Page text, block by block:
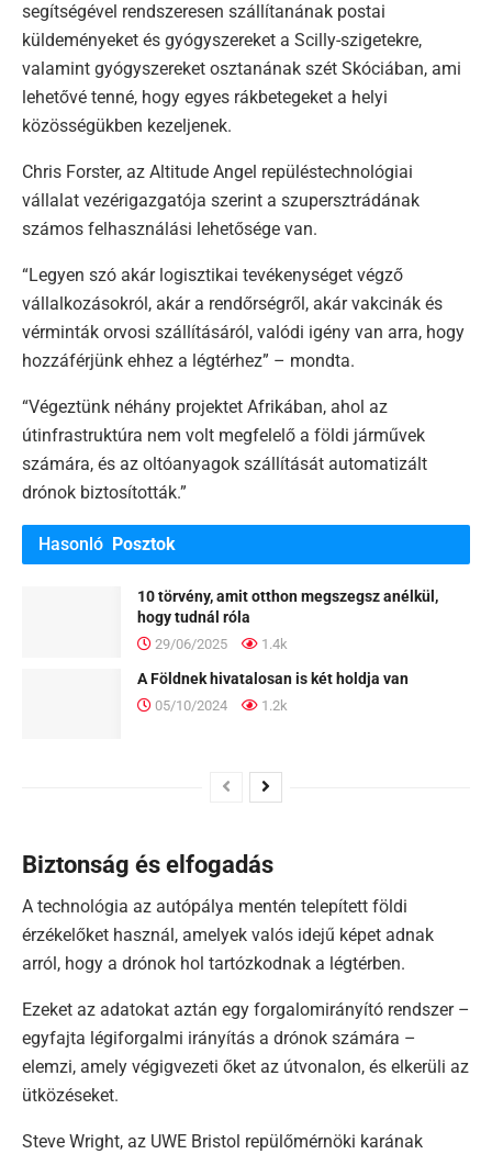
segítségével rendszeresen szállítanának postai
küldeményeket és gyógyszereket a Scilly-szigetekre,
valamint gyógyszereket osztanának szét Skóciában, ami
lehetővé tenné, hogy egyes rákbetegeket a helyi
közösségükben kezeljenek.
Chris Forster, az Altitude Angel repüléstechnológiai
vállalat vezérigazgatója szerint a szupersztrádának
számos felhasználási lehetősége van.
“Legyen szó akár logisztikai tevékenységet végző
vállalkozásokról, akár a rendőrségről, akár vakcinák és
vérminták orvosi szállításáról, valódi igény van arra, hogy
hozzáférjünk ehhez a légtérhez” – mondta.
“Végeztünk néhány projektet Afrikában, ahol az
útinfrastruktúra nem volt megfelelő a földi járművek
számára, és az oltóanyagok szállítását automatizált
drónok biztosították.”
Hasonló Posztok
10 törvény, amit otthon megszegsz anélkül,
hogy tudnál róla
29/06/2025 1.4k
A Földnek hivatalosan is két holdja van
05/10/2024 1.2k
Biztonság és elfogadás
A technológia az autópálya mentén telepített földi
érzékelőket használ, amelyek valós idejű képet adnak
arról, hogy a drónok hol tartózkodnak a légtérben.
Ezeket az adatokat aztán egy forgalomirányító rendszer –
egyfajta légiforgalmi irányítás a drónok számára –
elemzi, amely végigvezeti őket az útvonalon, és elkerüli az
ütközéseket.
Steve Wright, az UWE Bristol repülőmérnöki karának